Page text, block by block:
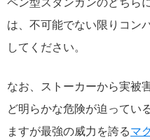
は、不可能でない限りコン
してください。
なお、ストーカーから実被
ど明らかな危険が迫ってい
ますが最強の威力を誇るマ